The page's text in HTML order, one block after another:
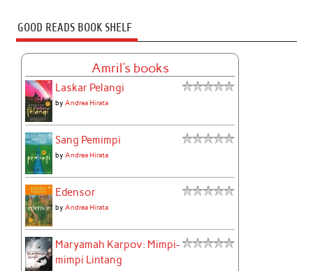
GOOD READS BOOK SHELF
Amril's books
Laskar Pelangi
by Andrea Hirata
Sang Pemimpi
by Andrea Hirata
Edensor
by Andrea Hirata
Maryamah Karpov: Mimpi-
mimpi Lintang